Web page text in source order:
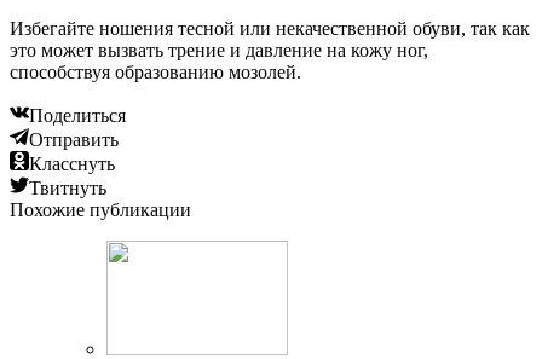
Избегайте ношения тесной или некачественной обуви, так как
это может вызвать трение и давление на кожу ног,
способствуя образованию мозолей.
Поделиться
Отправить
Класснуть
Твитнуть
Похожие публикации